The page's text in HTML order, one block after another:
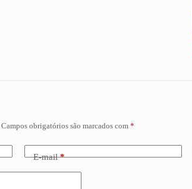
Campos obrigatórios são marcados com *
E-mail*